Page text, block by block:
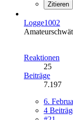
Zitieren
Logge1002
Reaktionen
25
Beiträge
7.197
6.
4